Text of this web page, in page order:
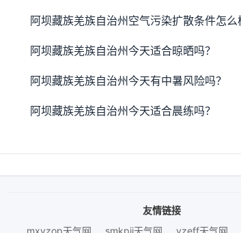
阿坝藏族羌族自治州空气污染扩散条件怎么
阿坝藏族羌族自治州今天适合晾晒吗？
阿坝藏族羌族自治州今天有中暑风险吗？
阿坝藏族羌族自治州今天适合晨练吗？
友情链接
mxyzop天气网
smkpjj天气网 yzeff天气网